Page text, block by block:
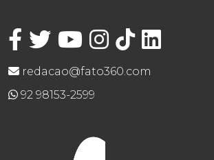
redacao@fato360.com
92 98153-2599